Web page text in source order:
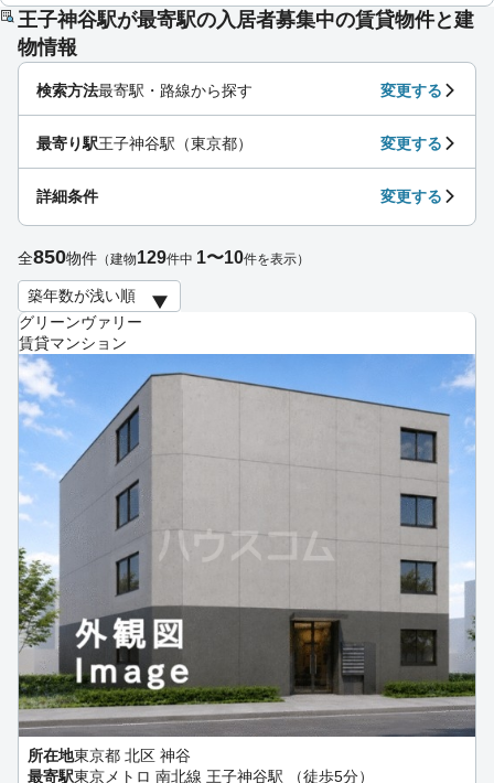
王子神谷駅が最寄駅の入居者募集中の賃貸物件と建
物情報
グリーンヴァリー
賃貸マンション
所在地東京都 北区 神谷
最寄駅東京メトロ 南北線 王子神谷駅 （徒歩5分）
検索方法最寄駅・路線から探す 変更する
最寄り駅王子神谷駅（東京都） 変更する
詳細条件 変更する
全850物件 （建物129件中 1〜10件を表示）